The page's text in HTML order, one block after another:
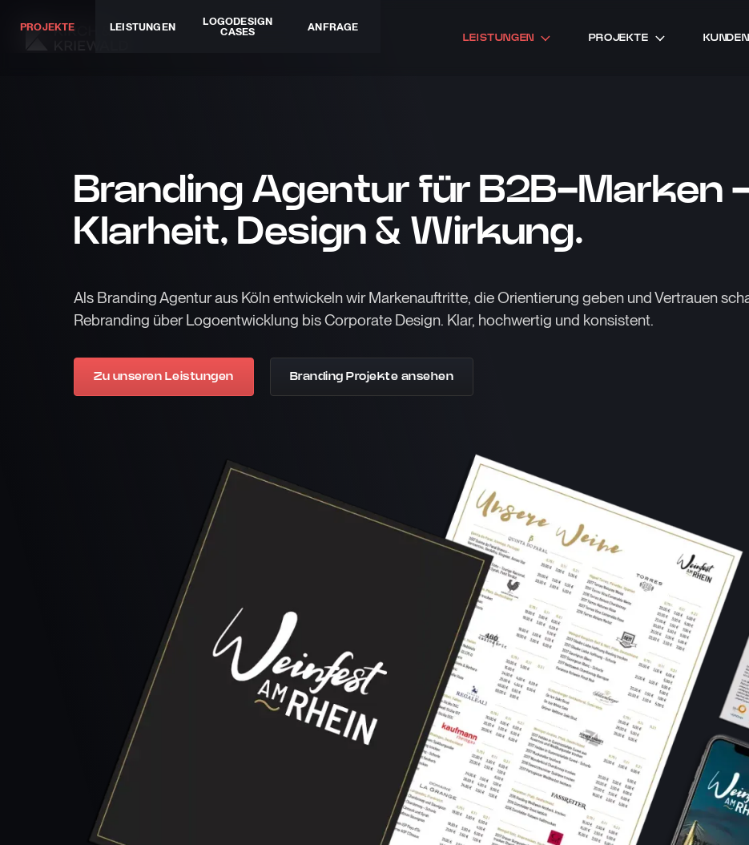
LEISTUNGEN PROJEKTE KUNDEN
PROJEKTE LEISTUNGEN
LOGODESIGN
CASES
ANFRAGE
Branding Agentur für B2B-Marken
Klarheit, Design & Wirkung.
Als Branding Agentur aus Köln entwickeln wir Markenauftritte, die Orientierung geben und Vertrauen
Rebranding über Logoentwicklung bis Corporate Design. Klar, hochwertig und konsistent.
Zu unseren Leistungen Branding Projekte ansehen